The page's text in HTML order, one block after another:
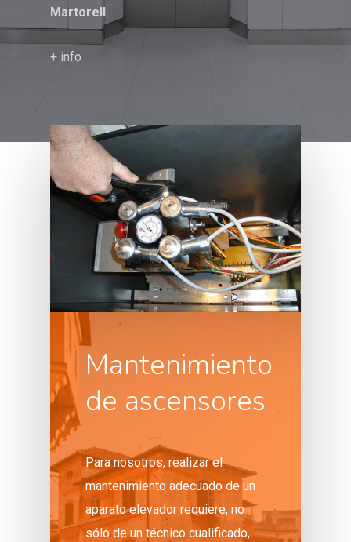
Martorell .
+ info
Mantenimiento
de ascensores
Para nosotros, realizar el
mantenimiento adecuado de un
aparato elevador requiere, no
sólo de un técnico cualificado,